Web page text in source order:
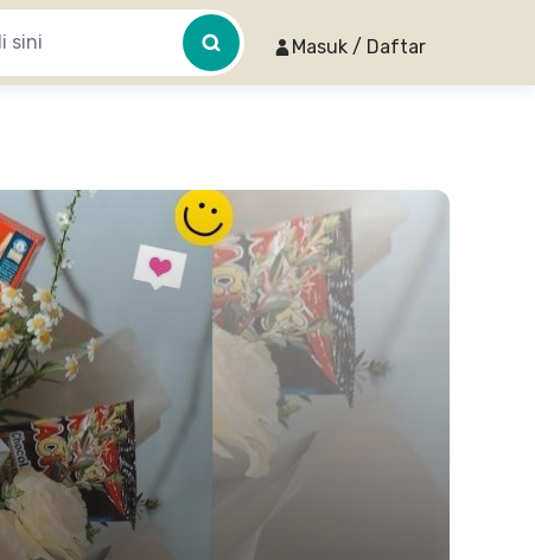
Masuk / Daftar